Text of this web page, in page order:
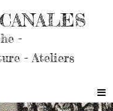
-
- Ateliers